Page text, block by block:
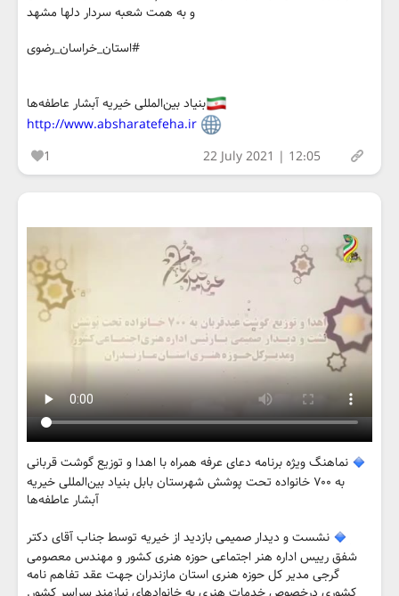
و به همت شعبه سردار دلها مشهد
#استان_خراسان_رضوی
بنیاد بین‌المللی خیریه آبشار عاطفه‌ها
http://www.absharatefeha.ir
1
22 July 2021 | 12:05
نماهنگ ویژه برنامه دعای عرفه همراه با اهدا و توزیع گوشت قربانی
به ۷۰۰ خانواده تحت پوشش شهرستان بابل بنیاد بین‌المللی خیریه
آبشار عاطفه‌ها
نشست و دیدار صمیمی بازدید از خیریه توسط جناب آقای دکتر
شفق رییس اداره هنر اجتماعی حوزه هنری کشور و مهندس معصومی
گرجی مدیر کل حوزه هنری استان مازندران جهت عقد تفاهم نامه